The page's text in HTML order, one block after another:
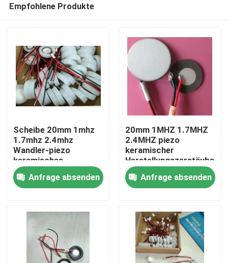
Produkte
Über uns
Empfohlene Produkte
Scheibe 20mm 1mhz
1.7mhz 2.4mhz
Wandler-piezo
keramisches
atomisierend
Anfrage absenden
20mm 1MHZ 1.7MHZ
2.4MHZ piezo
keramischer
Herstellungszerstäuber
Anfrage absenden